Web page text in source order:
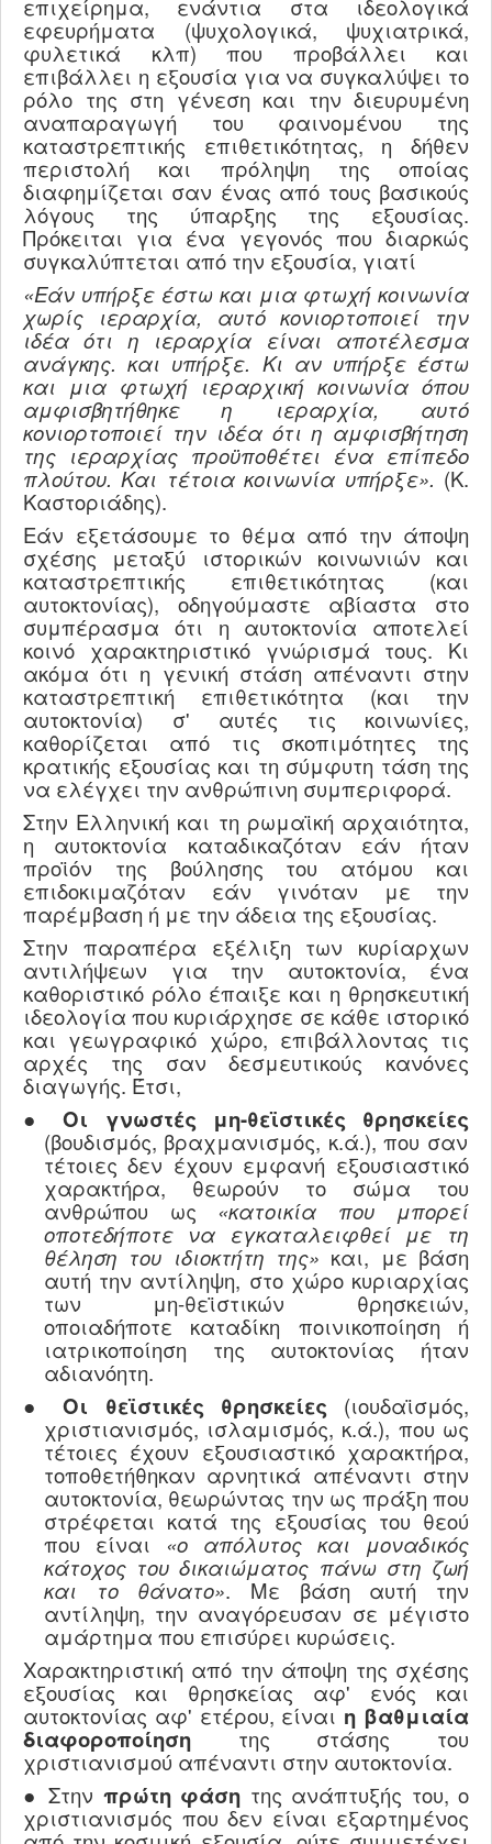
επιχείρημα, ενάντια στα ιδεολογικά
εφευρήματα (ψυχολογικά, ψυχιατρικά,
φυλετικά κλπ) που προβάλλει και
επιβάλλει η εξουσία για να συγκαλύψει το
ρόλο της στη γένεση και την διευρυμένη
αναπαραγωγή του φαινομένου της
καταστρεπτικής επιθετικότητας, η δήθεν
περιστολή και πρόληψη της οποίας
διαφημίζεται σαν ένας από τους βασικούς
λόγους της ύπαρξης της εξουσίας.
Πρόκειται για ένα γεγονός που διαρκώς
συγκαλύπτεται από την εξουσία, γιατί
«Εάν υπήρξε έστω και μια φτωχή κοινωνία
χωρίς ιεραρχία, αυτό κονιορτοποιεί την
ιδέα ότι η ιεραρχία είναι αποτέλεσμα
ανάγκης. και υπήρξε. Κι αν υπήρξε έστω
και μια φτωχή ιεραρχική κοινωνία όπου
αμφισβητήθηκε η ιεραρχία, αυτό
κονιορτοποιεί την ιδέα ότι η αμφισβήτηση
της ιεραρχίας προϋποθέτει ένα επίπεδο
πλούτου. Και τέτοια κοινωνία υπήρξε». (Κ.
Καστοριάδης).
Εάν εξετάσουμε το θέμα από την άποψη
σχέσης μεταξύ ιστορικών κοινωνιών και
καταστρεπτικής επιθετικότητας (και
αυτοκτονίας), οδηγούμαστε αβίαστα στο
συμπέρασμα ότι η αυτοκτονία αποτελεί
κοινό χαρακτηριστικό γνώρισμά τους. Κι
ακόμα ότι η γενική στάση απέναντι στην
καταστρεπτική επιθετικότητα (και την
αυτοκτονία) σ' αυτές τις κοινωνίες,
καθορίζεται από τις σκοπιμότητες της
κρατικής εξουσίας και τη σύμφυτη τάση της
να ελέγχει την ανθρώπινη συμπεριφορά.
Στην Ελληνική και τη ρωμαϊκή αρχαιότητα,
η αυτοκτονία καταδικαζόταν εάν ήταν
προϊόν της βούλησης του ατόμου και
επιδοκιμαζόταν εάν γινόταν με την
παρέμβαση ή με την άδεια της εξουσίας.
Στην παραπέρα εξέλιξη των κυρίαρχων
αντιλήψεων για την αυτοκτονία, ένα
καθοριστικό ρόλο έπαιξε και η θρησκευτική
ιδεολογία που κυριάρχησε σε κάθε ιστορικό
και γεωγραφικό χώρο, επιβάλλοντας τις
αρχές της σαν δεσμευτικούς κανόνες
διαγωγής. Έτσι,
●Oι γνωστές μη-θεϊστικές θρησκείες
(βουδισμός, βραχμανισμός, κ.ά.), που σαν
τέτοιες δεν έχουν εμφανή εξουσιαστικό
χαρακτήρα, θεωρούν το σώμα του
ανθρώπου ως «κατοικία που μπορεί
οποτεδήποτε να εγκαταλειφθεί με τη
θέληση του ιδιοκτήτη της» και, με βάση
αυτή την αντίληψη, στο χώρο κυριαρχίας
των μη-θεϊστικών θρησκειών,
οποιαδήποτε καταδίκη ποινικοποίηση ή
ιατρικοποίηση της αυτοκτονίας ήταν
αδιανόητη.
●Οι θεϊστικές θρησκείες (ιουδαϊσμός,
χριστιανισμός, ισλαμισμός, κ.ά.), που ως
τέτοιες έχουν εξουσιαστικό χαρακτήρα,
τοποθετήθηκαν αρνητικά απέναντι στην
αυτοκτονία, θεωρώντας την ως πράξη που
στρέφεται κατά της εξουσίας του θεού
που είναι «ο απόλυτος και μοναδικός
κάτοχος του δικαιώματος πάνω στη ζωή
και το θάνατο». Με βάση αυτή την
αντίληψη, την αναγόρευσαν σε μέγιστο
αμάρτημα που επισύρει κυρώσεις.
Χαρακτηριστική από την άποψη της σχέσης
εξουσίας και θρησκείας αφ' ενός και
αυτοκτονίας αφ' ετέρου, είναι η βαθμιαία
διαφοροποίηση της στάσης του
χριστιανισμού απέναντι στην αυτοκτονία.
● Στην πρώτη φάση της ανάπτυξής του, ο
χριστιανισμός που δεν είναι εξαρτημένος